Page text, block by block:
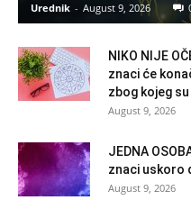
Urednik - August 9, 2026
NIKO NIJE
znaci će
zbog kojeg
August 9, 2026
JEDNA
znaci uskoro
August 9, 2026